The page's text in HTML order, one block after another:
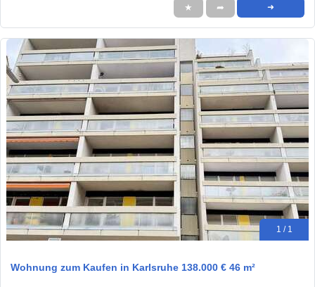
★ ➦ ➜
1 / 1
Wohnung zum Kaufen in Karlsruhe 138.000 € 46 m²